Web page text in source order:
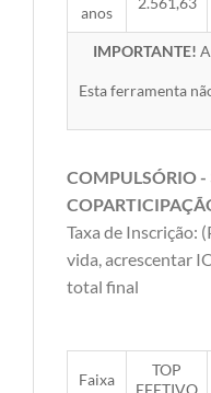
anos
IMPORTANTE!
Esta ferramenta
COMPULSÓRIO -
Taxa de Inscrição:
vida, acrescentar
total final
Faixa
TOP
EFETIVO